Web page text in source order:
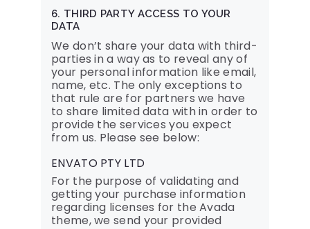
6. THIRD PARTY ACCESS TO YOUR
DATA
We don’t share your data with third-
parties in a way as to reveal any of
your personal information like email,
name, etc. The only exceptions to
that rule are for partners we have
to share limited data with in order to
provide the services you expect
from us. Please see below:
ENVATO PTY LTD
For the purpose of validating and
getting your purchase information
regarding licenses for the Avada
theme, we send your provided